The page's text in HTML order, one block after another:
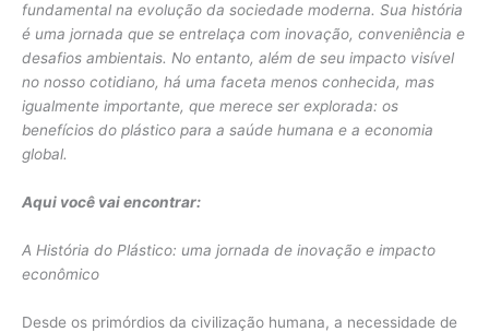
fundamental na evolução da sociedade moderna. Sua história
é uma jornada que se entrelaça com inovação, conveniência e
desafios ambientais. No entanto, além de seu impacto visível
no nosso cotidiano, há uma faceta menos conhecida, mas
igualmente importante, que merece ser explorada: os
benefícios do plástico para a saúde humana e a economia
global.
Aqui você vai encontrar:
A História do Plástico: uma jornada de inovação e impacto
econômico
Desde os primórdios da civilização humana, a necessidade de